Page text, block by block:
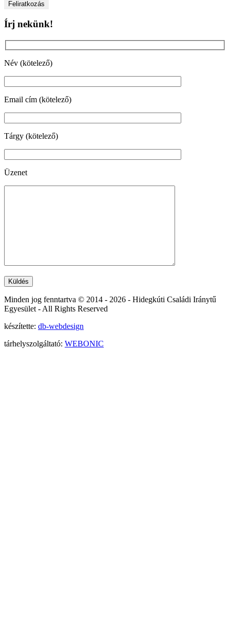
Írj nekünk!
Név (kötelező)
Email cím (kötelező)
Tárgy (kötelező)
Üzenet
Minden jog fenntartva © 2014 - 2026 - Hidegkúti Családi Iránytű
Egyesület - All Rights Reserved
készítette: db-webdesign
tárhelyszolgáltató: WEBONIC